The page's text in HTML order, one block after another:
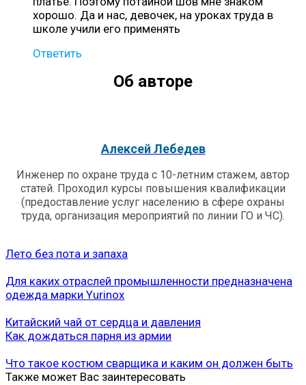
хорошо. Да и нас, девочек, на уроках труда в
школе учили его применять
Ответить
Об авторе
Алексей Лебедев
Инженер по охране труда с 10-летним стажем, автор
статей. Проходил курсы повышения квалификации
(предоставление услуг населению в сфере охраны
труда, организация мероприятий по линии ГО и ЧС).
Лето без пота и запаха
Для каких отраслей промышленности предназначена
одежда марки Yurinox
Китайский чай от сердца и давления
Как дождаться парня из армии
Что такое костюм сварщика и каким он должен быть
Также может Вас заинтересовать